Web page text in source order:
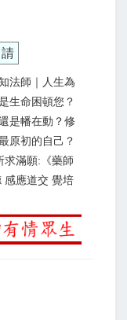
法師｜人生為
生命困頓您？
是幡在動？修
原初的自己？
求滿願:《藥師
感應道交 覺培